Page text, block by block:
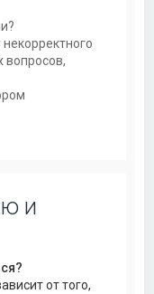
вопросов,
и
от того,